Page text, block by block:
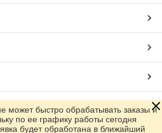
может быстро обрабатывать заказы и
по ее графику работы сегодня
будет обработана в ближайший